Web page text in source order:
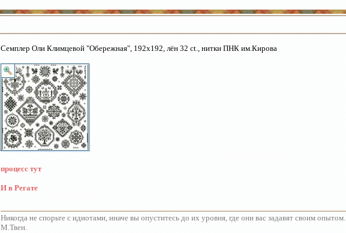
Семплер Оли Климцевой "Обережная", 192х192, лён 32 ct., нитки ПНК им.Кирова
процесс тут
И в Регате
Никогда не спорьте с идиотами, иначе вы опуститесь до их уровня, где они вас задавят своим опытом.
М.Твен.